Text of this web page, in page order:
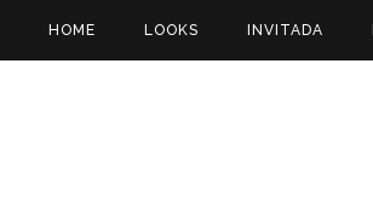
HOME LOOKS INVITADA